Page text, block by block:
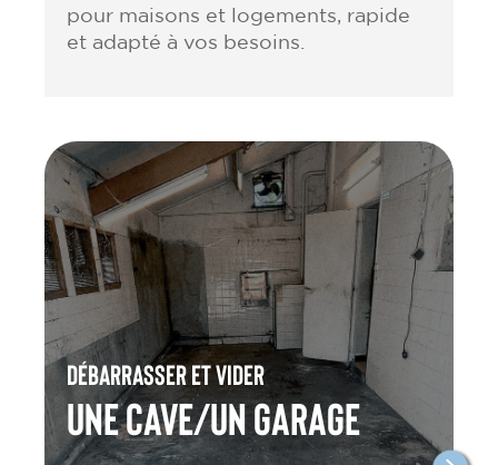
pour maisons et logements, rapide
et adapté à vos besoins.
Débarrasser et vider
une cave/un garage